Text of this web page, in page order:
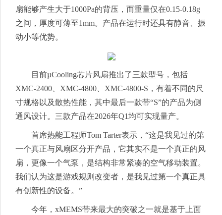
扇能够产生大于1000Pa的背压，而重量仅在0.15-0.18g
之间，厚度可薄至1mm。产品在运行时还具有静音、振
动小等优势。
目前µCooling芯片风扇推出了三款型号，包括
XMC-2400、XMC-4800、XMC-4800-S，有着不同的尺
寸规格以及散热性能，其中最后一款带“S”的产品为侧
通风设计。三款产品在2026年Q1均可实现量产。
首席热能工程师Tom Tarter表示，“这是我见过的第
一个真正与风扇区分开产品，它其实不是一个真正的风
扇，更像一个气泵，是结构非常紧凑的空气移动装置。
我们认为这是游戏规则改变者，是我见过第一个真正具
有创新性的设备。”
今年，xMEMS带来最大的突破之一就是基于上面